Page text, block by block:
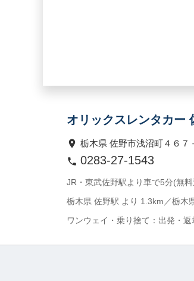
オリックスレンタカー
栃木県 佐野市浅沼町４６７
0283-27-1543
JR・東武佐野駅より車で5分(無
栃木県 佐野駅 より 1.3km／栃木
ワンウェイ・乗り捨て：出発・